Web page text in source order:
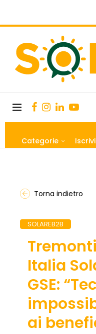
Categorie
Torna indietro
SOLAREB2B
Italia
GSE:
ai